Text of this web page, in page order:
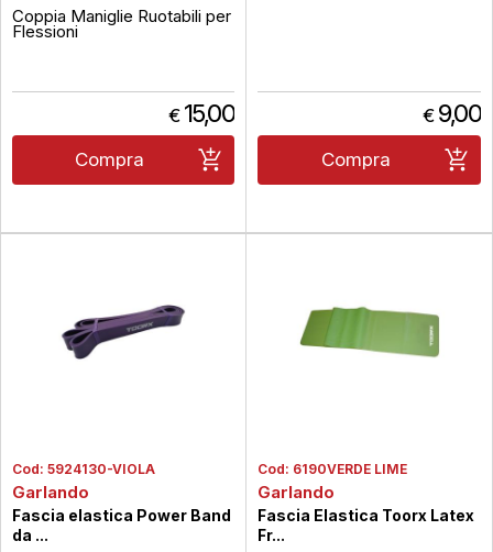
Coppia Maniglie Ruotabili per
Flessioni
€ 15,00
Compra
€ 9,00
Compra
Cod: 5924130-VIOLA
Garlando
Fascia elastica Power Band
da ...
Cod: 6190VERDE LIME
Garlando
Fascia Elastica Toorx Latex
Fr...